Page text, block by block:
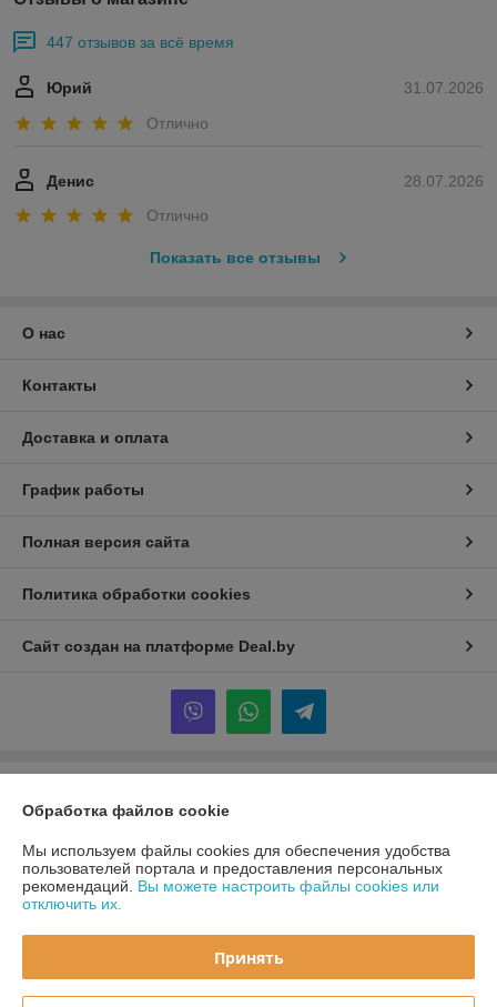
447 отзывов за всё время
31.07.2026
Юрий
Отлично
28.07.2026
Денис
Отлично
Показать все отзывы
О нас
Контакты
Доставка и оплата
График работы
Полная версия сайта
Политика обработки cookies
Сайт создан на платформе Deal.by
ул. Сухаревская, ДОМ 16, пом. 16, 220019
Регистрационный номер ЕГР: 192849314
Регистрационный орган: Минский горисполком
Обработка файлов cookie
Мы используем файлы cookies для обеспечения удобства
пользователей портала и предоставления персональных
рекомендаций. Вы можете настроить файлы cookies или
отключить их.
Принять